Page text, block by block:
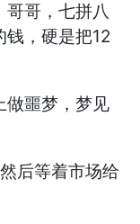
哥哥，七拼八
钱，硬是把12
做噩梦，梦见
后等着市场给